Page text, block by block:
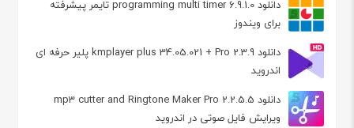
دانلود programming multi timer 6.9.1.0 تایمر پیشرفته
برای ویندوز
دانلود kmplayer plus 34.05.021 + Pro 2.3.9 پلیر حرفه ای
اندروید
دانلود mp3 cutter and Ringtone Maker Pro 2.2.5.5
ویرایش فایل صوتی در اندروید